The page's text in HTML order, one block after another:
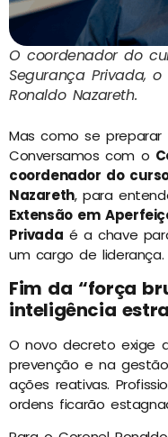
O coordenador do
Segurança Privada,
Ronaldo Nazareth.
Mas como se preparar
Conversamos com o
coordenador do
Nazareth, para
Extensão em
Privada é a chave
um cargo de liderança.
Fim da “força
inteligência
O novo decreto exige
prevenção e na
ações reativas.
ordens ficarão